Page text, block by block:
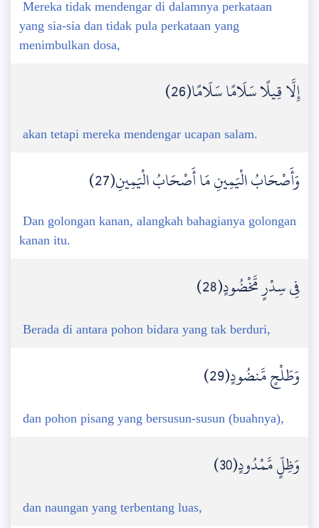
Mereka tidak mendengar di dalamnya perkataan
yang sia-sia dan tidak pula perkataan yang
menimbulkan dosa,
إِلَّا قِيلًا سَلَامًا سَلَامًا(26)
akan tetapi mereka mendengar ucapan salam.
وَأَصْحَابُ الْيَمِينِ مَا أَصْحَابُ الْيَمِينِ(27)
Dan golongan kanan, alangkah bahagianya golongan
kanan itu.
فِي سِدْرٍ مَّخْضُودٍ(28)
Berada di antara pohon bidara yang tak berduri,
وَطَلْحٍ مَّنضُودٍ(29)
dan pohon pisang yang bersusun-susun (buahnya),
وَظِلٍّ مَّمْدُودٍ(30)
dan naungan yang terbentang luas,